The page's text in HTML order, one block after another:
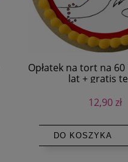
Opłatek na tort na
lat + gratis
12,90 zł
DO KOSZYKA